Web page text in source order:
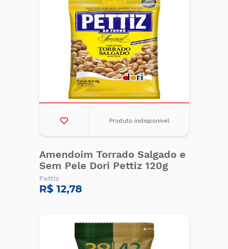
Produto indisponível
Amendoim Torrado Salgado e
Sem Pele Dori Pettiz 120g
Pettiz
R$ 12,78